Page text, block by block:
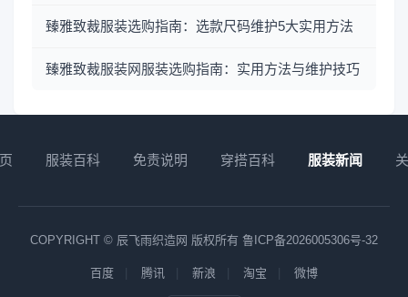
臻雅致裁服装选购指南：选款尺码维护5大实用方法
臻雅致裁服装网服装选购指南：实用方法与维护技巧
服装百科 免责说明 穿搭百科 服装新闻
COPYRIGHT © 辰飞雨织造网 版权所有 鲁ICP备2026005306号-32
百度 腾讯 新浪 淘宝 微博